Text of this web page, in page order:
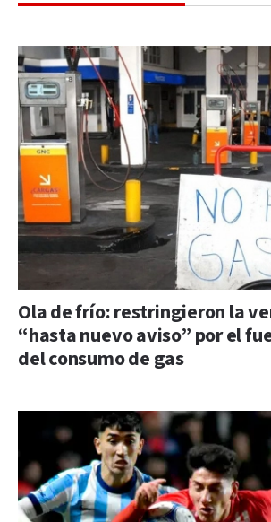
Ola de frío: restringieron la
“hasta nuevo aviso” por el
del consumo de gas